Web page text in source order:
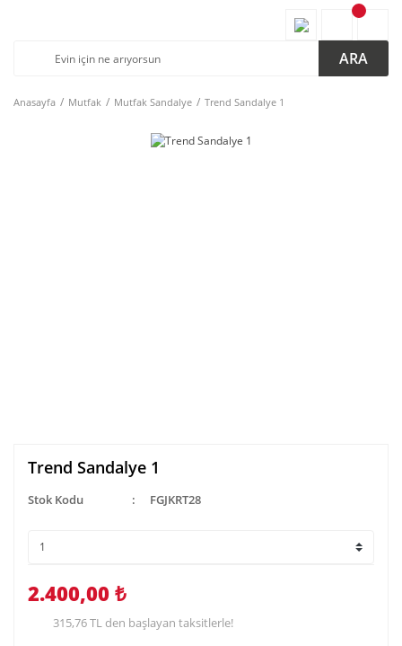
ARA
Anasayfa Mutfak Mutfak Sandalye Trend Sandalye 1
Trend Sandalye 1
Stok Kodu FGJKRT28
2.400,00 ₺
315,76 TL den başlayan taksitlerle!